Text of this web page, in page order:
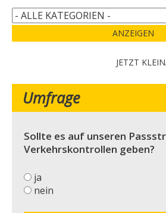
ANZEIGEN
JETZT
Umfrage
Sollte es auf unseren
Verkehrskontrollen geben?
ja
nein